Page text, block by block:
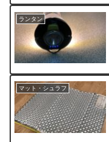
ランタン
マット・シュラフ